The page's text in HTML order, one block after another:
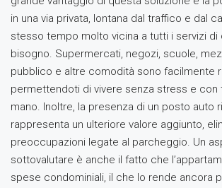
in una via privata, lontana dal traffico e dal
stesso tempo molto vicina a tutti i servizi di
bisogno. Supermercati, negozi, scuole,
pubblico e altre comodità sono facilmente
permettendoti di vivere senza stress e con
mano. Inoltre, la presenza di un posto auto
rappresenta un ulteriore valore aggiunto,
preoccupazioni legate al parcheggio. Un
sottovalutare è anche il fatto che
spese condominiali, il che lo rende ancora